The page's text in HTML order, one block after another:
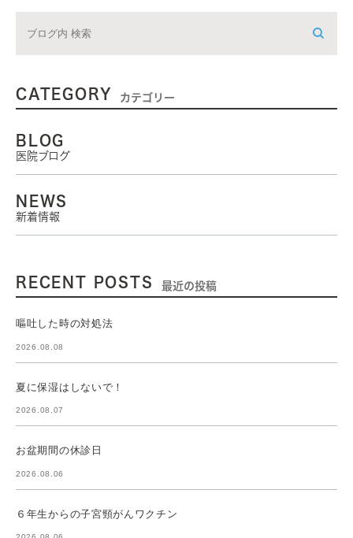
CATEGORY カテゴリー
BLOG
医院ブログ
NEWS
新着情報
RECENT POSTS 最近の投稿
嘔吐した時の対処法
2026.08.08
夏に保湿はしないで！
2026.08.07
お盆期間の休診日
2026.08.06
６年生からの子宮頸がんワクチン